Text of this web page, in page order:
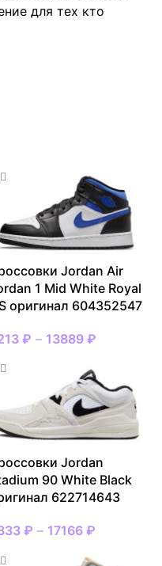
для тех кто
Jordan Air
1 Mid White Royal
оригинал 604352547
₽ – 13889 ₽
Jordan
90 White Black
622714643
₽ – 17166 ₽